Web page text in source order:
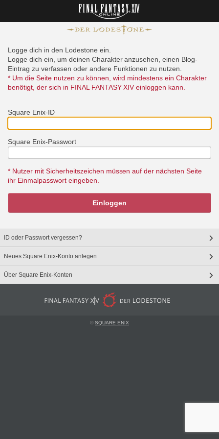
Logge dich in den Lodestone ein.
Logge dich ein, um deinen Charakter anzusehen, einen Blog-
Eintrag zu verfassen oder andere Funktionen zu nutzen.
* Um die Seite nutzen zu können, wird mindestens ein Charakter
benötigt, der sich in FINAL FANTASY XIV einloggen kann.
Square Enix-ID
Square Enix-Passwort
* Nutzer mit Sicherheitszeichen müssen auf der nächsten Seite
ihr Einmalpasswort eingeben.
Einloggen
ID oder Passwort vergessen?
Neues Square Enix-Konto anlegen
Über Square Enix-Konten
©SQUARE ENIX